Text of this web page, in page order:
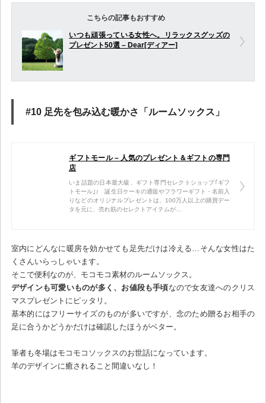
こちらの記事もおすすめ
いつも頑張っている女性へ。リラックスグッズの
プレゼント50選 – Dear[ディアー]
#10 足先を包み込む暖かさ「ルームソックス」
ギフトモール – 人気のプレゼント＆ギフトの専門
店
いま話題の日本最大級、ギフト専門セレクトショップ｢ギフ
トモール｣♪ 誕生日ケーキの通販やフラワーギフト・名前入
りなどのオリジナルプレゼントは、100万人以上の購買デー
タを元に、売れ筋のセレクトアイテムが…
室内にどんなに暖房を効かせても足先だけは冷える…そんな女性はた
くさんいらっしゃいます。
そこで便利なのが、モコモコ素材のルームソックス。
デザインも可愛いものが多く、お値段も手頃なので女友達へのクリス
マスプレゼントにピッタリ。
基本的にはフリーサイズのものが多いですが、念のため贈るお相手の
足に合うかどうかだけは確認したほうがベター。
筆者も冬場はモコモコソックスのお世話になっています。
羊のデザインに癒されること間違いなし！